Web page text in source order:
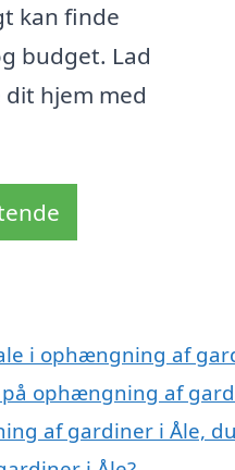
kan finde
budget. Lad
hjem med
i ophængning af
ophængning af
af gardiner i Åle,